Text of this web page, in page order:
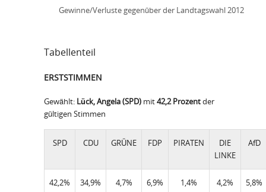
Gewinne/Verluste gegenüber der Landtagswahl 2012
Tabellenteil
ERSTSTIMMEN
Gewählt: Lück, Angela (SPD) mit42,2 Prozentder
gültigen Stimmen
SPD CDU GRÜNE FDP PIRATEN
DIE
LINKE
AfD
42,2% 34,9% 4,7% 6,9% 1,4% 4,2% 5,8%